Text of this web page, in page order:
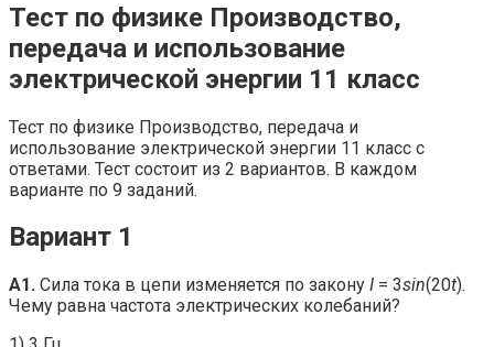
Тест по физике Производство,
передача и использование
электрической энергии 11 класс
Тест по физике Производство, передача и
использование электрической энергии 11 класс с
ответами. Тест состоит из 2 вариантов. В каждом
варианте по 9 заданий.
Вариант 1
A1. Сила тока в цепи изменяется по закону I = 3sin(20t).
Чему равна частота электрических колебаний?